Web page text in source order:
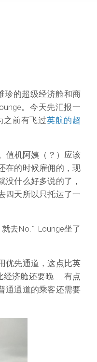
珍的超级经济舱和商
。今天先汇报一
之前有飞过英航的超
值机阿姨（？）应该
在的时候雇佣的，现
什么好多说的了，
四天所以只托运了一
去No.1 Lounge坐了
优先通道，这点比英
经济舱还要晚……有点
通通道的乘客还需要